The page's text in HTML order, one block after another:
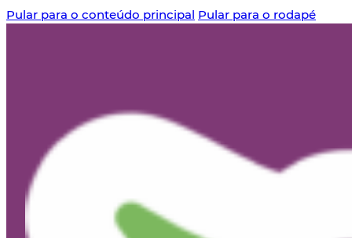
Pular para o conteúdo principal Pular para o rodapé